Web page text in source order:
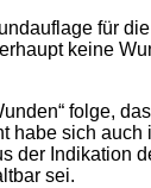
für
keine
folge,
habe sich
der Indikation
sei.